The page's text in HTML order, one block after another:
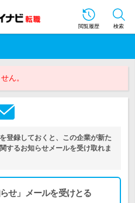
閲覧履歴 検索
ん。
登録しておくと、この企業が新た
するお知らせメールを受け取れま
せ」メールを受けとる